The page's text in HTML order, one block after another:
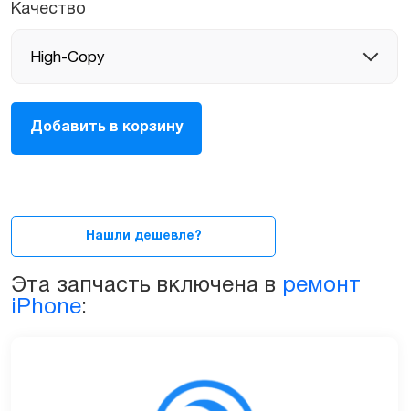
Качество
Экран,
дисплей
LCD
копия
Добавить в корзину
Нашли дешевле?
Эта запчасть включена в ремонт
iPhone: